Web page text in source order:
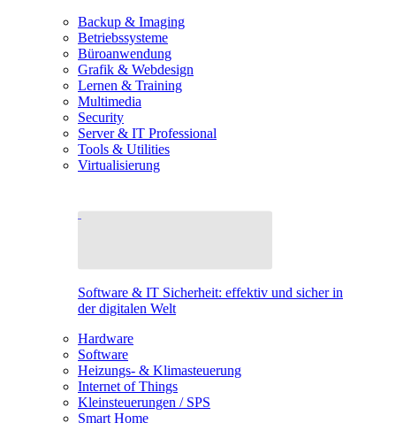
Backup & Imaging
Betriebssysteme
Büroanwendung
Grafik & Webdesign
Lernen & Training
Multimedia
Security
Server & IT Professional
Tools & Utilities
Virtualisierung
Software & IT Sicherheit: effektiv und sicher in
der digitalen Welt
Hardware
Software
Heizungs- & Klimasteuerung
Internet of Things
Kleinsteuerungen / SPS
Smart Home